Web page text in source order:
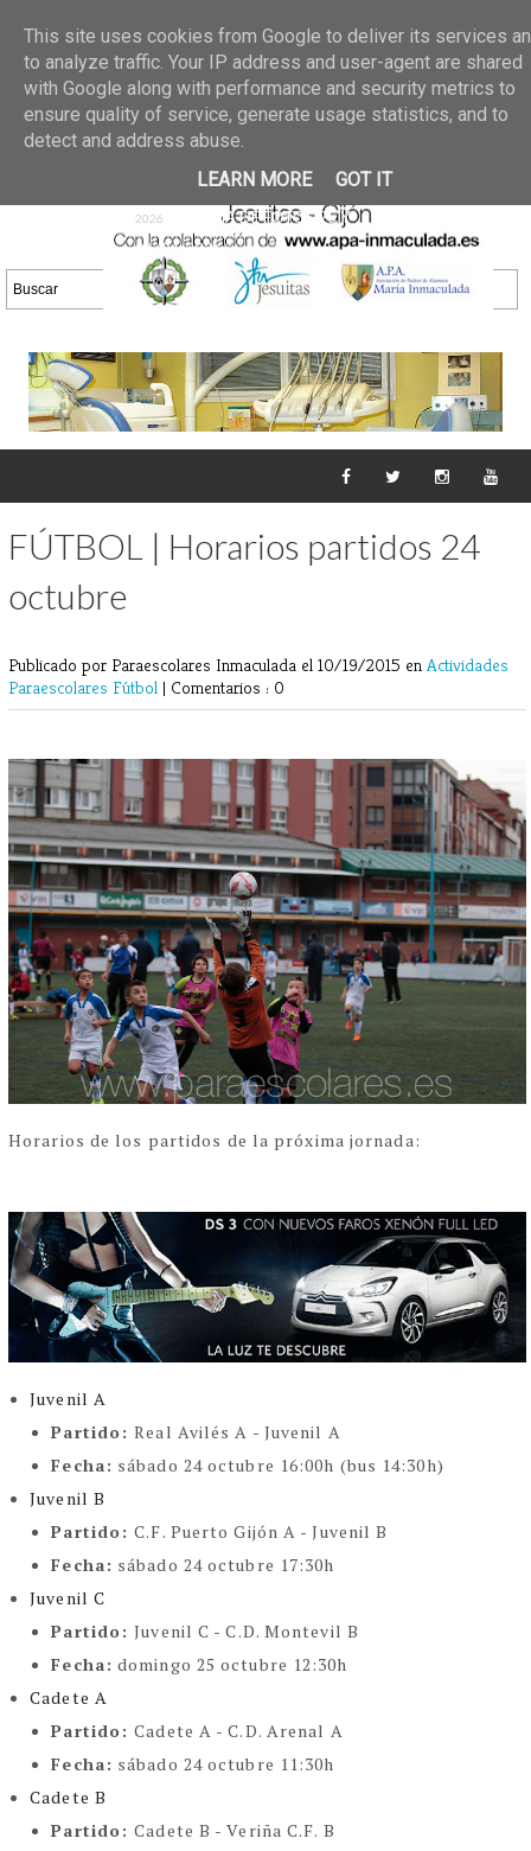
02 jun 2026
GALERIA DE FOTOS
30/05/2026
25 may 2026
GALERIA
DE FOTOS 23/05/2026
20 may
2026
GALERIA DE FOTOS
16/05/2026
DE FOTOS 09/05/2026
28 abr
2026
GALERIA DE FOTOS 25 Y
26/04/2026
FÚTBOL | Horarios partidos 24
octubre
Publicado por Paraescolares Inmaculada el 10/19/2015 en Actividades
Paraescolares Fútbol | Comentarios : 0
Horarios de los partidos de la próxima jornada:
Juvenil A
Partido:Real Avilés A - Juvenil A
Fecha: sábado 24 octubre 16:00h (bus 14:30h)
Juvenil B
Partido:C.F. Puerto Gijón A - Juvenil B
Fecha: sábado 24 octubre 17:30h
Juvenil C
Partido:Juvenil C - C.D. Montevil B
Fecha: domingo 25 octubre 12:30h
Cadete A
Partido:Cadete A - C.D. Arenal A
Fecha: sábado 24 octubre 11:30h
Cadete B
Partido:Cadete B - Veriña C.F. B
This site uses cookies from Google to deliver its services
to analyze traffic. Your IP address and user-agent are shared
with Google along with performance and security metrics to
ensure quality of service, generate usage statistics, and to
detect and address abuse.
LEARN MORE
GOT IT